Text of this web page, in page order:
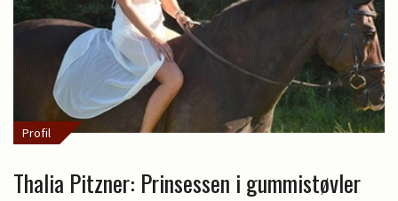
Profil
Thalia Pitzner: Prinsessen i gummistøvler